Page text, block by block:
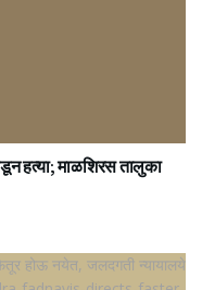
हत्या; माळशिरस तालुका